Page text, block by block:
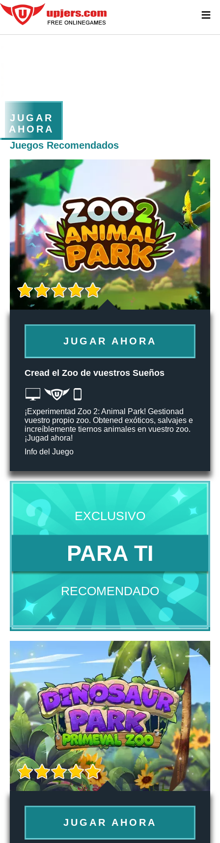
JUGAR
AHORA
Juegos Recomendados
JUGAR AHORA
Cread el Zoo de vuestros Sueños
¡Experimentad Zoo 2: Animal Park! Gestionad
vuestro propio zoo. Obtened exóticos, salvajes e
increíblemente tiernos animales en vuestro zoo.
¡Jugad ahora!
Info del Juego
EXCLUSIVO
PARA TI
RECOMENDADO
JUGAR AHORA
≡